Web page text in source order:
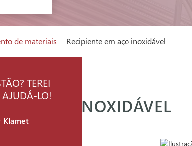
de materiais Recipiente em aço inoxidável
TEREI
LO!
Klamet
EM AÇO INOXIDÁVEL